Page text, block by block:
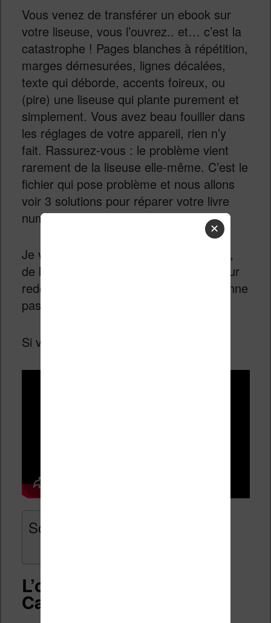
Vous venez de transférer un ebook sur
votre liseuse, vous l’ouvrez.. et… c’est la
catastrophe ! Pages blanches à répétition,
marges démesurées, lignes décalées,
texte qui déborde, accents foireux, ou
(pire) une liseuse qui plante purement et
simplement. Vous avez beau fouiller dans
les réglages de votre appareil, rien n’y
fait. Rassurez-vous : le problème vient
rarement de la liseuse elle-même. C’est le
fichier qui pose problème et nous allons
voir 3 solutions pour réparer votre livre
numérique (ebook).
Je vous présente donc les 3 méthodes,
de la plus faciles à la plus avancée, pour
redonner vie à un ebook qui ne fonctionne
pas sur votre liseuse.
Si vous préférez voir cela en vidéo :
Sommaire
L’outil indispensable :
Calibre
✕